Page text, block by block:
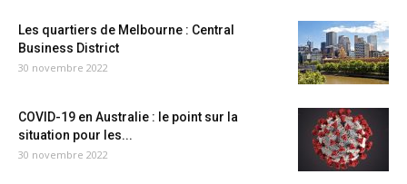
Les quartiers de Melbourne : Central
Business District
30 novembre 2022
COVID-19 en Australie : le point sur la
situation pour les...
30 novembre 2022